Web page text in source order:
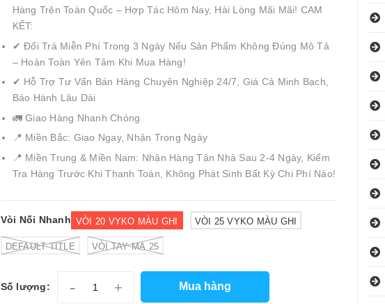
Hàng Trên Toàn Quốc – Hợp Tác Hôm Nay, Hài Lòng Mãi Mãi! CAM
KẾT:
✔ Đổi Trả Miễn Phí Trong 3 Ngày Nếu Sản Phẩm Không Đúng Mô Tả
– Hoàn Toàn Yên Tâm Khi Mua Hàng!
✔ Hỗ Trợ Tư Vấn Bán Hàng Chuyên Nghiệp 24/7, Giá Cả Minh Bạch,
Bảo Hành Lâu Dài
🚛 Giao Hàng Nhanh Chóng
📍 Miền Bắc: Giao Ngay, Nhận Trong Ngày
📍 Miền Trung & Miền Nam: Nhận Hàng Tận Nhà Sau 2-4 Ngày, Kiểm
Tra Hàng Trước Khi Thanh Toán, Không Phát Sinh Bất Kỳ Chi Phí Nào!
Vòi Nối Nhanh VÒI 20 VYKO MÀU GHI VÒI 25 VYKO MÀU GHI
DEFAULT TITLE VÒI TAY MẠ 25
Số lượng: - + Mua hàng